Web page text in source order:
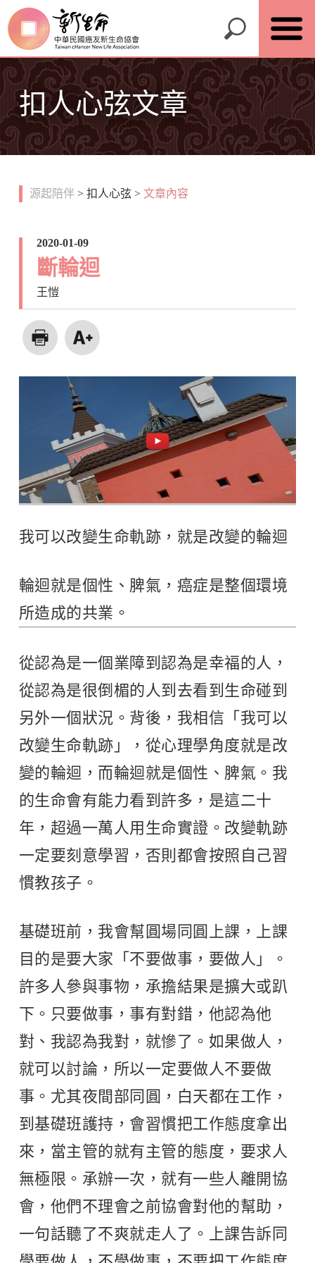
扣人心弦文章
源起陪伴 > 扣人心弦 > 文章內容
2020-01-09
斷輪迴
王愷
我可以改變生命軌跡，就是改變的輪迴
輪迴就是個性、脾氣，癌症是整個環境
所造成的共業。
從認為是一個業障到認為是幸福的人，
從認為是很倒楣的人到去看到生命碰到
另外一個狀況。背後，我相信「我可以
改變生命軌跡」，從心理學角度就是改
變的輪迴，而輪迴就是個性、脾氣。我
的生命會有能力看到許多，是這二十
年，超過一萬人用生命實證。改變軌跡
一定要刻意學習，否則都會按照自己習
慣教孩子。
基礎班前，我會幫圓場同圓上課，上課
目的是要大家「不要做事，要做人」。
許多人參與事物，承擔結果是擴大或趴
下。只要做事，事有對錯，他認為他
對、我認為我對，就慘了。如果做人，
就可以討論，所以一定要做人不要做
事。尤其夜間部同圓，白天都在工作，
到基礎班護持，會習慣把工作態度拿出
來，當主管的就有主管的態度，要求人
無極限。承辦一次，就有一些人離開協
會，他們不理會之前協會對他的幫助，
一句話聽了不爽就走人了。上課告訴同